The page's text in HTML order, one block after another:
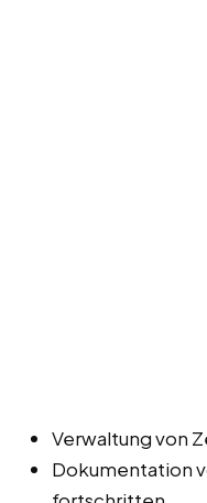
Verwaltung von
Dokumentation